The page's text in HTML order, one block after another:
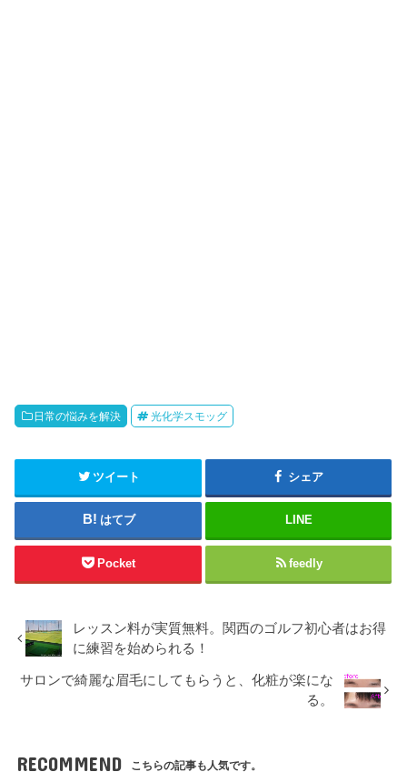
日常の悩みを解決 光化学スモッグ
ツイート シェア
はてブ LINE
Pocket feedly
レッスン料が実質無料。関西のゴルフ初心者はお得
に練習を始められる！
サロンで綺麗な眉毛にしてもらうと、化粧が楽にな
る。
RECOMMEND こちらの記事も人気です。